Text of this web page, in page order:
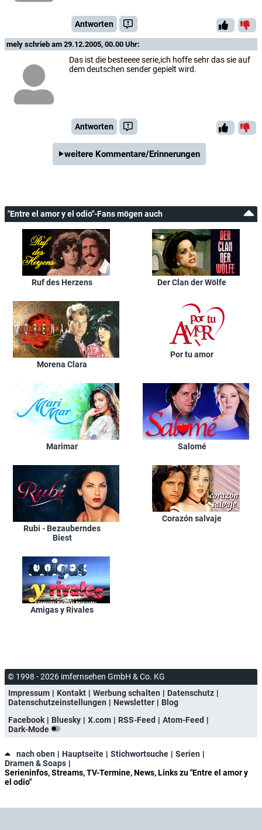
Antworten
mely schrieb am 29.12.2005, 00.00 Uhr:
Das ist die besteeee serie,ich hoffe sehr das sie auf
dem deutschen sender gepielt wird.
Antworten
weitere Kommentare/Erinnerungen
"Entre el amor y el odio"-Fans mögen auch
Ruf des Herzens Der Clan der Wölfe
Morena Clara
Por tu amor
Marimar Salomé
Rubi - Bezauberndes
Biest
Corazón salvaje
Amigas y Rivales
© 1998 - 2026 imfernsehen GmbH & Co. KG
Impressum
Kontakt Werbung schalten
Datenschutz
Datenschutzeinstellungen
Newsletter
Blog
Facebook
Bluesky X.com RSS-Feed
Atom-Feed
Dark-Mode
nach oben Hauptseite Stichwortsuche
Serien
Dramen & Soaps
Serieninfos, Streams, TV-Termine, News, Links zu "Entre el amor y
el odio"